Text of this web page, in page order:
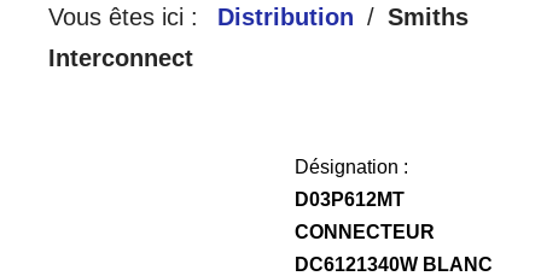
Vous êtes ici : Distribution
Smiths
Interconnect
Désignation :
D03P612MT
CONNECTEUR
DC6121340W BLANC